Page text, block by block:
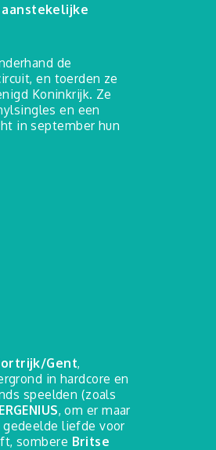
de
en toerden ze
Koninkrijk. Ze
en een
in september hun
Gent,
in hardcore en
speelden (zoals
, om er maar
liefde voor
sombere Britse